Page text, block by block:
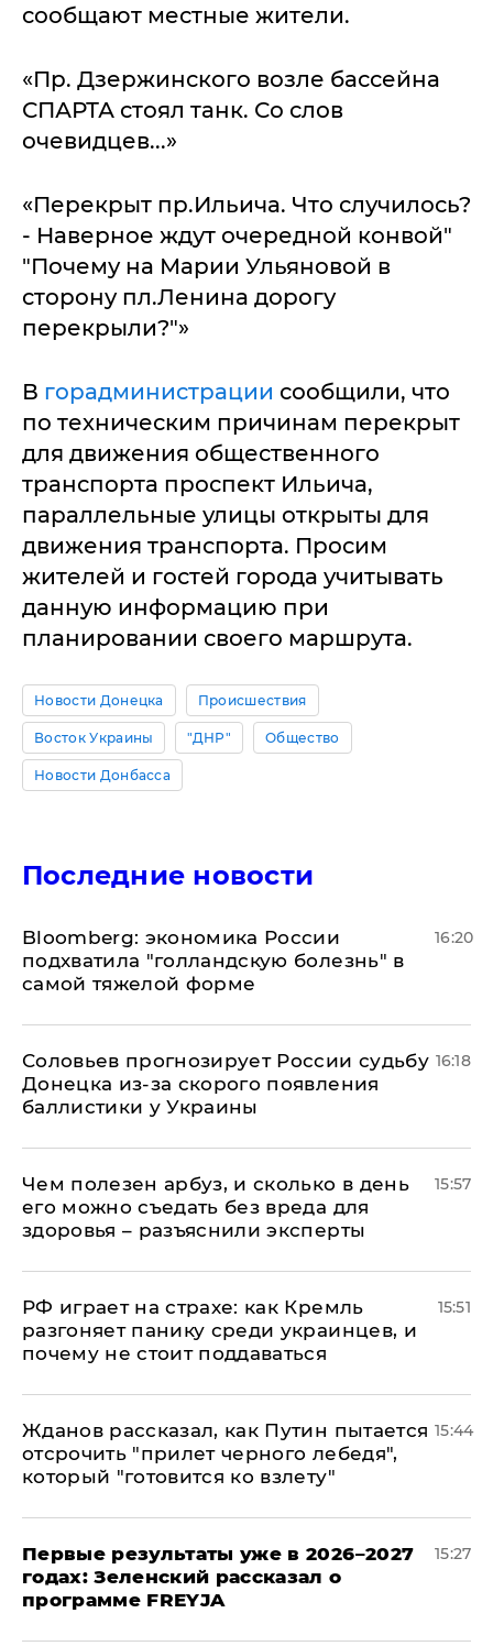
сообщают местные жители.
«Пр. Дзержинского возле бассейна
СПАРТА стоял танк. Со слов
очевидцев...»
«Перекрыт пр.Ильича. Что случилось?
- Наверное ждут очередной конвой"
"Почему на Марии Ульяновой в
сторону пл.Ленина дорогу
перекрыли?"»
В горадминистрации сообщили, что
по техническим причинам перекрыт
для движения общественного
транспорта проспект Ильича,
параллельные улицы открыты для
движения транспорта. Просим
жителей и гостей города учитывать
данную информацию при
планировании своего маршрута.
Новости Донецка Происшествия
Восток Украины "ДНР" Общество
Новости Донбасса
Последние новости
Bloomberg: экономика России
подхватила "голландскую болезнь" в
самой тяжелой форме
16:20
Соловьев прогнозирует России судьбу
Донецка из-за скорого появления
баллистики у Украины
16:18
Чем полезен арбуз, и сколько в день
его можно съедать без вреда для
здоровья – разъяснили эксперты
15:57
РФ играет на страхе: как Кремль
разгоняет панику среди украинцев, и
почему не стоит поддаваться
15:51
Жданов рассказал, как Путин пытается
отсрочить "прилет черного лебедя",
который "готовится ко взлету"
15:44
Первые результаты уже в 2026–2027
годах: Зеленский рассказал о
программе FREYJA
15:27